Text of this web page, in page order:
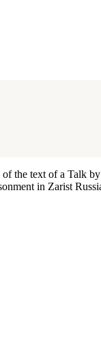
the text of a Talk
in Zarist